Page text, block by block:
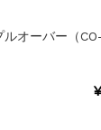
オーバー（CO-